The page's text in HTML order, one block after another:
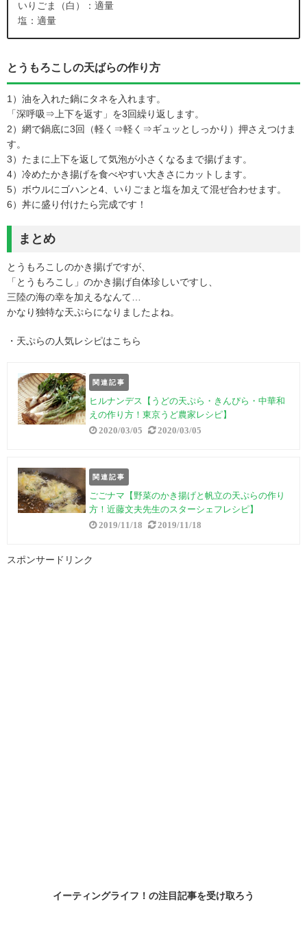
いりごま（白）：適量
塩：適量
とうもろこしの天ばらの作り方
1）油を入れた鍋にタネを入れます。
「深呼吸⇒上下を返す」を3回繰り返します。
2）網で鍋底に3回（軽く⇒軽く⇒ギュッとしっかり）押さえつけま
す。
3）たまに上下を返して気泡が小さくなるまで揚げます。
4）冷めたかき揚げを食べやすい大きさにカットします。
5）ボウルにゴハンと4、いりごまと塩を加えて混ぜ合わせます。
6）丼に盛り付けたら完成です！
まとめ
とうもろこしのかき揚げですが、
「とうもろこし」のかき揚げ自体珍しいですし、
三陸の海の幸を加えるなんて…
かなり独特な天ぷらになりましたよね。
・天ぷらの人気レシピはこちら
関連記事
ヒルナンデス【うどの天ぷら・きんぴら・中華和
えの作り方！東京うど農家レシピ】
2020/03/05 2020/03/05
関連記事
ごごナマ【野菜のかき揚げと帆立の天ぷらの作り
方！近藤文夫先生のスターシェフレシピ】
2019/11/18 2019/11/18
スポンサードリンク
イーティングライフ！の注目記事を受け取ろう